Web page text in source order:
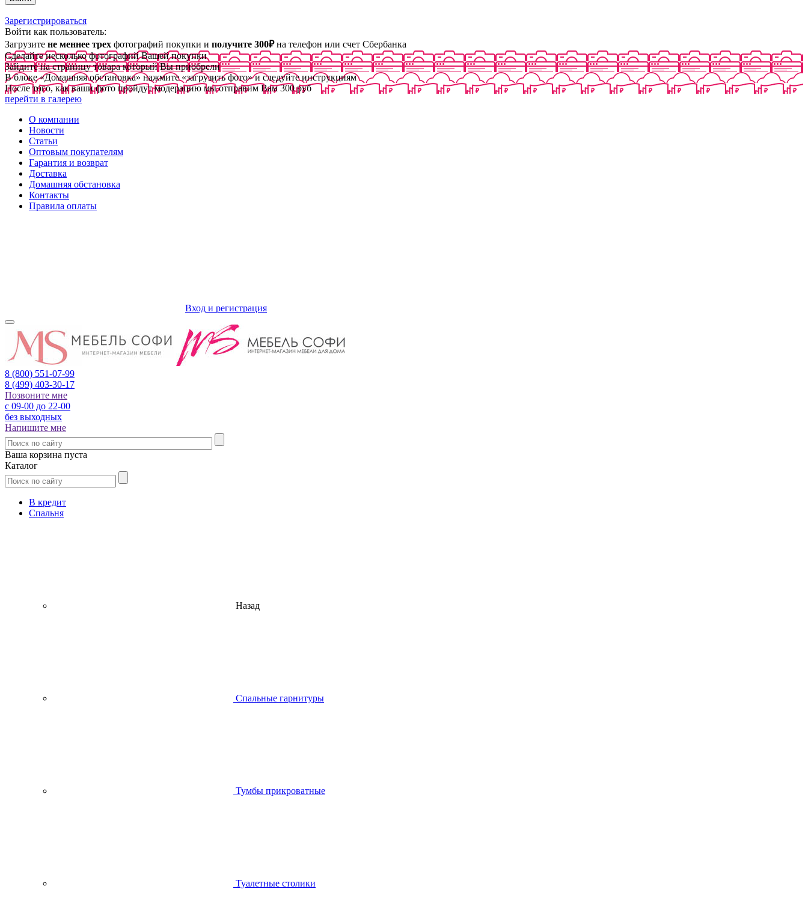
Зарегистрироваться
Войти как пользователь:
Загрузите не меннее трех фотографий покупки и получите 300₽на телефон или счет Сбербанка
Сделайте несколько фотографий Вашей покупки
Зайдите на страницу товара который Вы приобрели
В блоке «Домашняя обстановка» нажмите «загрузить фото» и следуйте инструкциям
После того, как ваши фото пройдут модерацию мы отправим Вам 300 руб
перейти в галерею
О компании
Новости
Статьи
Оптовым покупателям
Гарантия и возврат
Доставка
Домашняя обстановка
Контакты
Правила оплаты
Вход и регистрация
8 (800) 551-07-99
8 (499) 403-30-17
Позвоните мне
с 09-00 до 22-00
без выходных
Напишите мне
Ваша корзина пуста
Каталог
В кредит
Спальня
Назад
Спальные гарнитуры
Тумбы прикроватные
Туалетные столики